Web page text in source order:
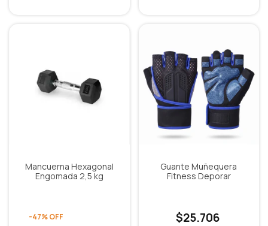
Mancuerna Hexagonal
Engomada 2,5 kg
-47%OFF
Guante Muñequera
Fitness Deporar
$25.706